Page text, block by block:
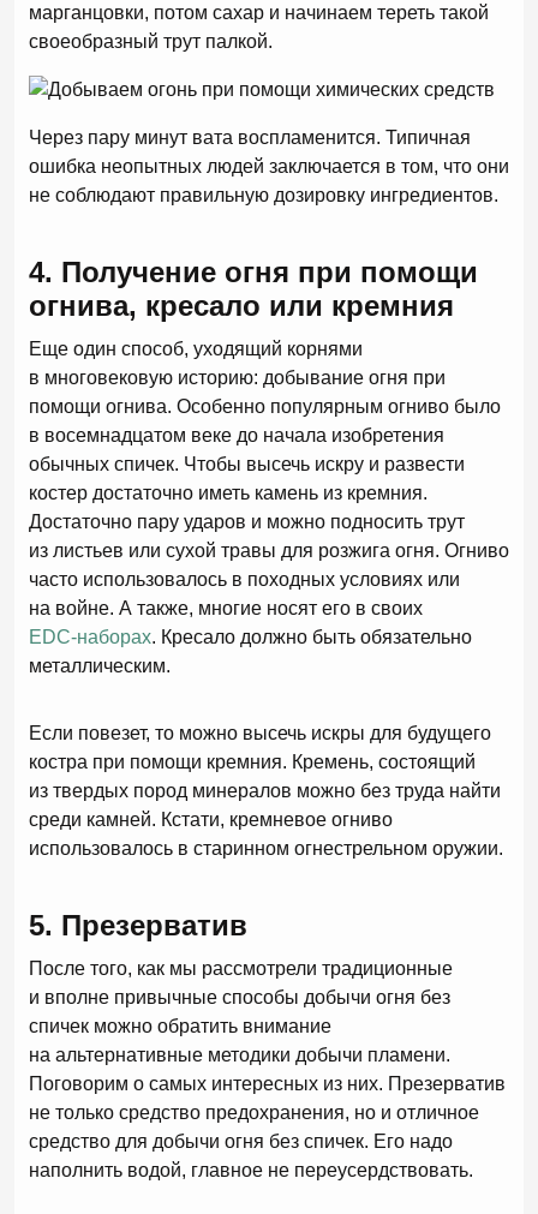
марганцовки, потом сахар и начинаем тереть такой
своеобразный трут палкой.
Через пару минут вата воспламенится. Типичная
ошибка неопытных людей заключается в том, что они
не соблюдают правильную дозировку ингредиентов.
4. Получение огня при помощи
огнива, кресало или кремния
Еще один способ, уходящий корнями
в многовековую историю: добывание огня при
помощи огнива. Особенно популярным огниво было
в восемнадцатом веке до начала изобретения
обычных спичек. Чтобы высечь искру и развести
костер достаточно иметь камень из кремния.
Достаточно пару ударов и можно подносить трут
из листьев или сухой травы для розжига огня. Огниво
часто использовалось в походных условиях или
на войне. А также, многие носят его в своих
EDC-наборах. Кресало должно быть обязательно
металлическим.
Если повезет, то можно высечь искры для будущего
костра при помощи кремния. Кремень, состоящий
из твердых пород минералов можно без труда найти
среди камней. Кстати, кремневое огниво
использовалось в старинном огнестрельном оружии.
5. Презерватив
После того, как мы рассмотрели традиционные
и вполне привычные способы добычи огня без
спичек можно обратить внимание
на альтернативные методики добычи пламени.
Поговорим о самых интересных из них. Презерватив
не только средство предохранения, но и отличное
средство для добычи огня без спичек. Его надо
наполнить водой, главное не переусердствовать.